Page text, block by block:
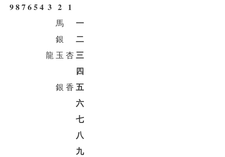
987654 3 2 1
馬 一
銀 二
龍 玉 杏 三
四
銀 香 五
六
七
八
九